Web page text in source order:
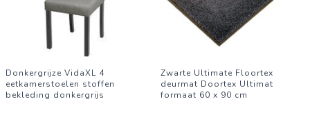
Donkergrijze VidaXL 4
eetkamerstoelen stoffen
bekleding donkergrijs
Zwarte Ultimate Floortex
deurmat Doortex Ultimat
formaat 60 x 90 cm